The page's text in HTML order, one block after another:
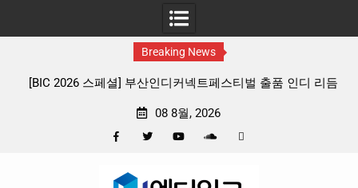
Breaking News
리듬
판타지 케이팝 애니메이션 ‘고스트밴드’ 8월 26일(수) 개봉
08 8월, 2026
Google